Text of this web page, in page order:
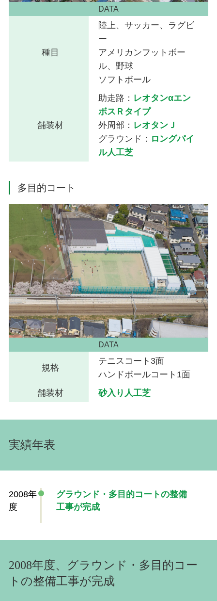
DATA
種目
陸上、サッカー、ラグビ
ー
アメリカンフットボー
ル、野球
ソフトボール
舗装材
助走路： レオタンαエン
ボスＲタイプ
外周部： レオタンＪ
グラウンド： ロングパイ
ル人工芝
多目的コート
DATA
規格
テニスコート3面
ハンドボールコート1面
舗装材
砂入り人工芝
実績年表
2008年
度
グラウンド・多目的コートの整備
工事が完成
2008年度、グラウンド・多目的コー
トの整備工事が完成